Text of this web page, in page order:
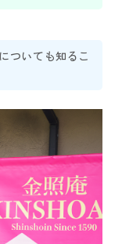
ついても知るこ